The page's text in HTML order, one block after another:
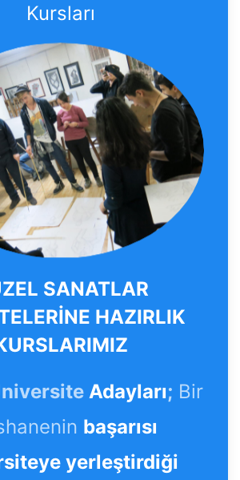
Kursları
SANATLAR
HAZIRLIK
Adayları; Bir
başarısı
yerleştirdiği